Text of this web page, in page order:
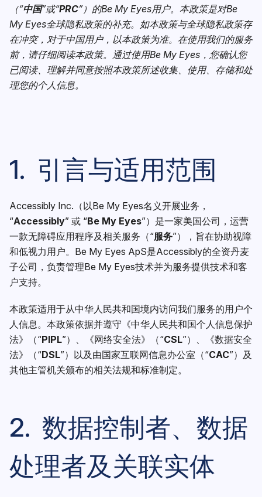
（“中国”或“PRC”）的Be My Eyes用户。 本政策是对Be
My Eyes全球隐私政策的补充。如本政策与全球隐私政策存
在冲突，对于中国用户，以本政策为准。在使用我们的服务
前，请仔细阅读本政策。 通过使用Be My Eyes ，您确认您
已阅读、理解并同意按照本政策所述收集、使用、存储和处
理您的个人信息。
1. 引言与适用范围
Accessibly Inc.（以Be My Eyes名义开展业务，
“Accessibly” 或 “Be My Eyes”）是一家美国公司，运营
一款无障碍应用程序及相关服务（“服务”），旨在协助视障
和低视力用户。Be My Eyes ApS是Accessibly的全资丹麦
子公司，负责管理Be My Eyes技术并为服务提供技术和客
户支持。
本政策适用于从中华人民共和国境内访问我们服务的用户个
人信息。本政策依据并遵守《中华人民共和国个人信息保护
法》（“PIPL”）、《网络安全法》（“CSL”）、《数据安全
法》（“DSL”）以及由国家互联网信息办公室（“CAC”）及
其他主管机关颁布的相关法规和标准制定。
2. 数据控制者、数据
处理者及关联实体